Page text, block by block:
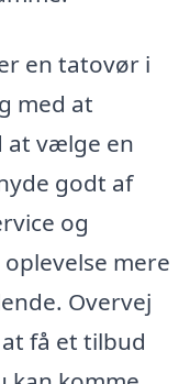
en tatovør i
med at
at vælge en
godt af
og
mere
Overvej
få et tilbud